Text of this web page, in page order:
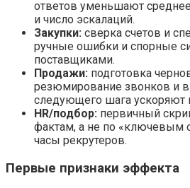
ответов уменьшают
и число эскалаций.
Закупки: сверка счетов и
ручные ошибки и спорные
поставщиками.
Продажи: подготовка
резюмирование звонков и
следующего шага ускоряют
HR/подбор: первичный
фактам, а не по «ключевым
часы рекрутеров.
Первые признаки эффекта